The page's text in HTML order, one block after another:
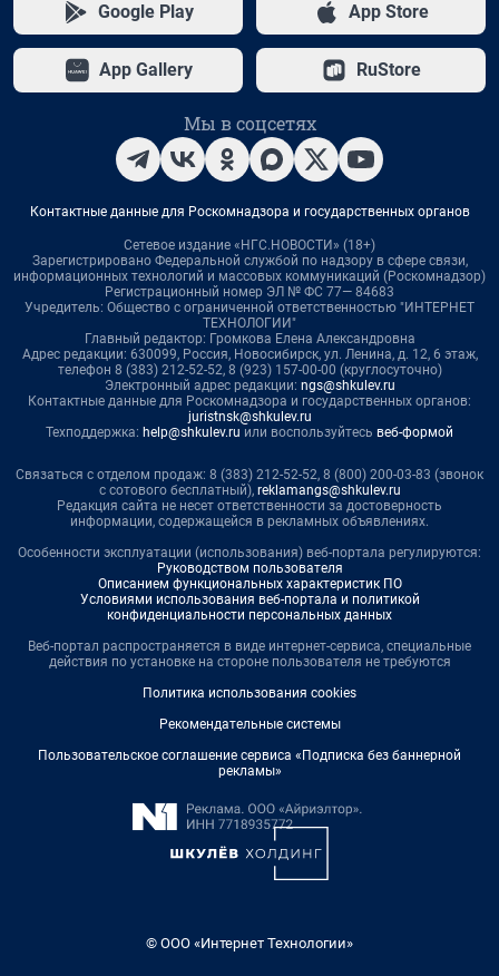
Google Play App Store
App Gallery RuStore
Мы в соцсетях
Контактные данные для Роскомнадзора и государственных органов
Сетевое издание «НГС.НОВОСТИ» (18+)
Зарегистрировано Федеральной службой по надзору в сфере связи,
информационных технологий и массовых коммуникаций (Роскомнадзор)
Регистрационный номер ЭЛ № ФС 77— 84683
Учредитель: Общество с ограниченной ответственностью "ИНТЕРНЕТ
ТЕХНОЛОГИИ"
Главный редактор: Громкова Елена Александровна
Адрес редакции: 630099, Россия, Новосибирск, ул. Ленина, д. 12, 6 этаж,
телефон 8 (383) 212-52-52, 8 (923) 157-00-00 (круглосуточно)
Электронный адрес редакции: ngs@shkulev.ru
Контактные данные для Роскомнадзора и государственных органов:
juristnsk@shkulev.ru
Техподдержка: help@shkulev.ru или воспользуйтесь веб-формой
Связаться с отделом продаж: 8 (383) 212-52-52, 8 (800) 200-03-83 (звонок
с сотового бесплатный), reklamangs@shkulev.ru
Редакция сайта не несет ответственности за достоверность
информации, содержащейся в рекламных объявлениях.
Особенности эксплуатации (использования) веб-портала регулируются:
Руководством пользователя
Описанием функциональных характеристик ПО
Условиями использования веб-портала и политикой
конфиденциальности персональных данных
Веб-портал распространяется в виде интернет-сервиса, специальные
действия по установке на стороне пользователя не требуются
Политика использования cookies
Рекомендательные системы
Пользовательское соглашение сервиса «Подписка без баннерной
рекламы»
© ООО «Интернет Технологии»